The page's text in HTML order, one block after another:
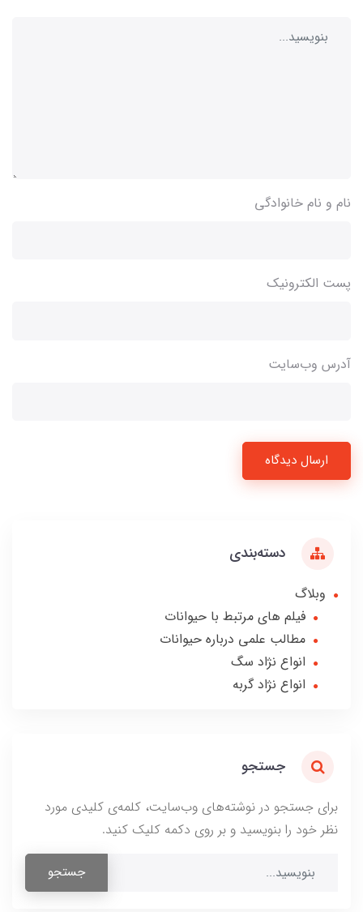
نام و نام خانوادگی
پست الکترونیک
آدرس وب‌سایت
ارسال دیدگاه
دسته‌بندی
وبلاگ
فیلم های مرتبط با حیوانات
مطالب علمی درباره حیوانات
انواع نژاد سگ
انواع نژاد گربه
جستجو
برای جستجو در نوشته‌های وب‌سایت، کلمه‌ی کلیدی مورد
نظر خود را بنویسید و بر روی دکمه کلیک کنید.
جستجو